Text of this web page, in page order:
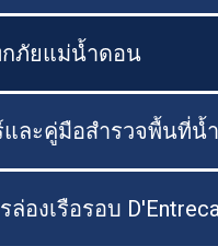
ภัยแม่น้ำดอน
และคู่มือสำรวจพื้นที่น้
ล่องเรือรอบ